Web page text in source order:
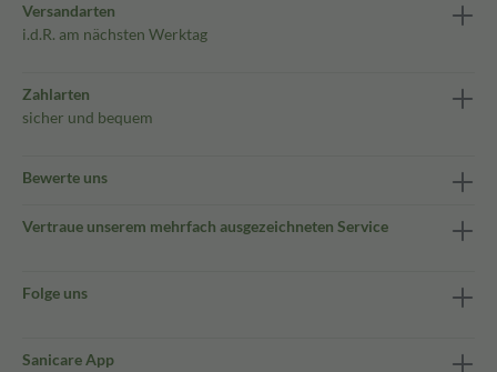
Versandarten
i.d.R. am nächsten Werktag
Zahlarten
sicher und bequem
Bewerte uns
Vertraue unserem mehrfach ausgezeichneten Service
Folge uns
Sanicare App